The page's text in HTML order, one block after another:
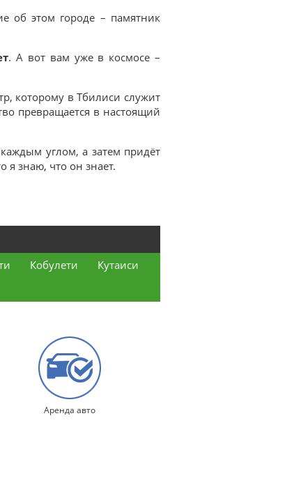
об этом городе – памятник
. А вот вам уже в космосе –
которому в Тбилиси служит
превращается в настоящий
углом, а затем придёт
я знаю, что он знает.
Кобулети
Кутаиси
Аренда авто